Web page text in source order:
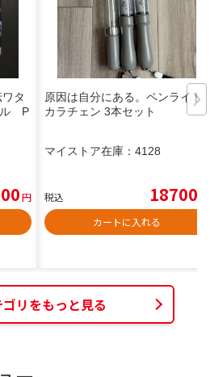
タ
P
円
原因は自分にある。ペンライト
カラチェン 3本セット
マイストア在庫： 4128
税込 18700
カートに入れる
リをもっと見る